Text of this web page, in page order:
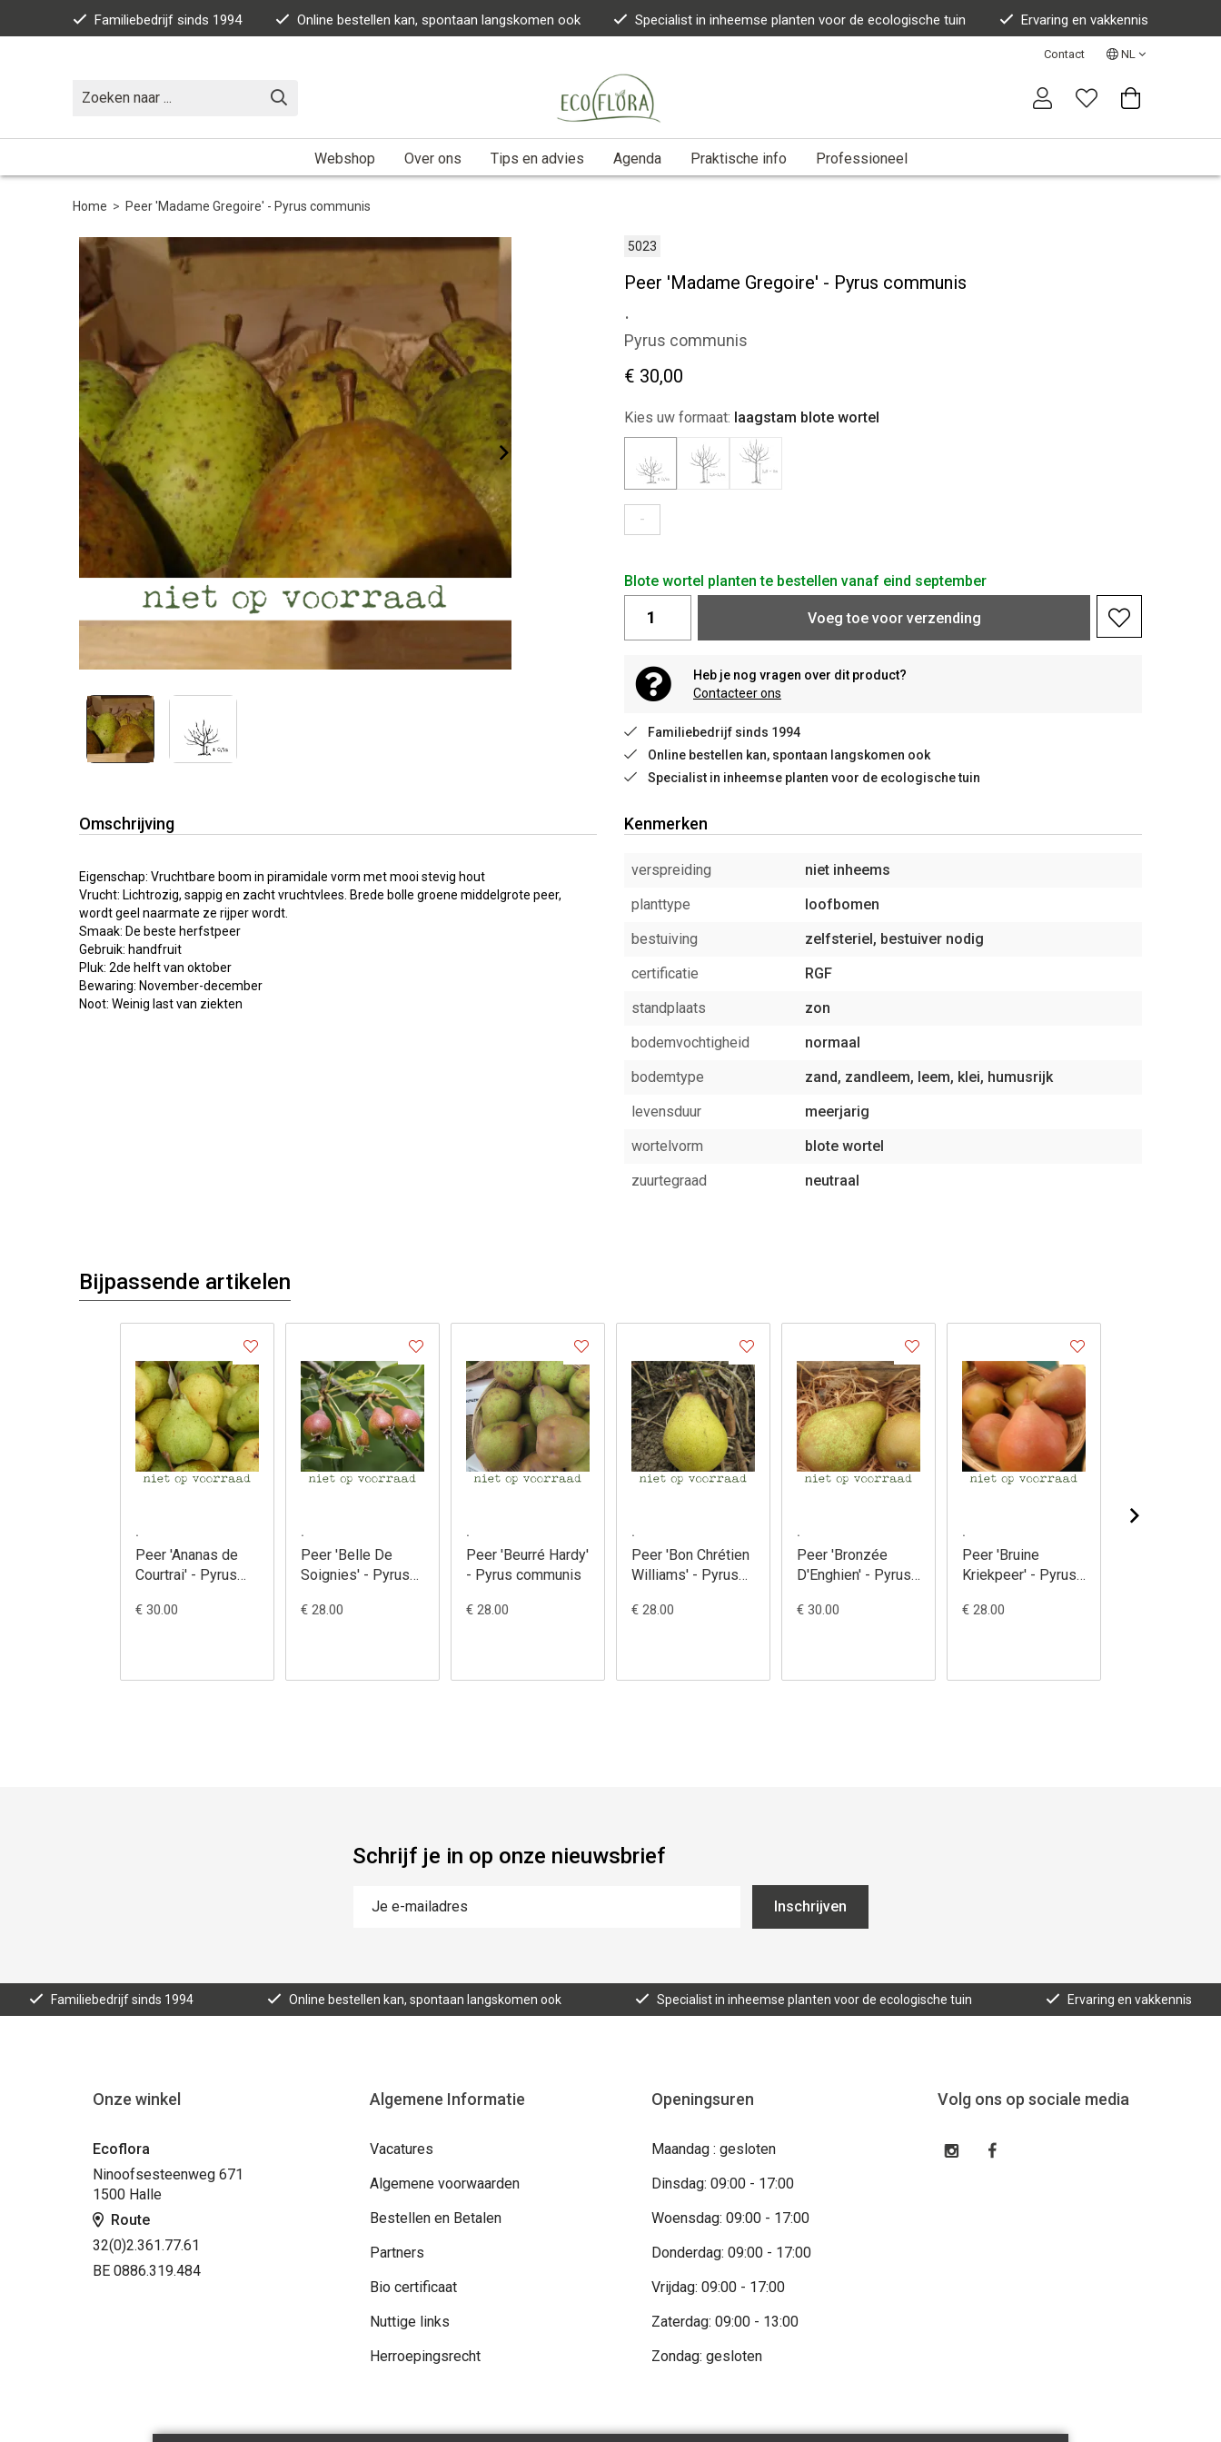
Familiebedrijf sinds 1994 Online bestellen kan, spontaan langskomen ook Specialist in inheemse planten voor de ecologische tuin Ervaring en vakkennis
Contact NL
Webshop Over ons Tips en advies Agenda Praktische info Professioneel
Home > Peer 'Madame Gregoire' - Pyrus communis
5023
Peer 'Madame Gregoire' - Pyrus communis
.
Pyrus communis
€ 30,00
Kies uw formaat: laagstam blote wortel
-
Blote wortel planten te bestellen vanaf eind september
Voeg toe voor verzending
Heb je nog vragen over dit product?
Contacteer ons
Familiebedrijf sinds 1994
Online bestellen kan, spontaan langskomen ook
Specialist in inheemse planten voor de ecologische tuin
Omschrijving
Eigenschap: Vruchtbare boom in piramidale vorm met mooi stevig hout
Vrucht: Lichtrozig, sappig en zacht vruchtvlees. Brede bolle groene middelgrote peer,
wordt geel naarmate ze rijper wordt.
Smaak: De beste herfstpeer
Gebruik: handfruit
Pluk: 2de helft van oktober
Bewaring: November-december
Noot: Weinig last van ziekten
Kenmerken
verspreiding
niet inheems
planttype
loofbomen
bestuiving
zelfsteriel, bestuiver nodig
certificatie
RGF
standplaats
zon
bodemvochtigheid
normaal
bodemtype
zand, zandleem, leem, klei, humusrijk
levensduur
meerjarig
wortelvorm
blote wortel
zuurtegraad
neutraal
Bijpassende artikelen
Peer 'Bruine
Kriekpeer' - Pyrus
Peer 'Clapp'S
Favourite' - Pyrus
Peer 'Comtesse
De Paris' - Pyrus
Peer 'Conference' -
Pyrus communis
Peer 'Dubbele Flip'
- Pyrus communis
Peer 'Durondeau' -
Pyrus communis
(Beurré
Schrijf je in op onze nieuwsbrief
Inschrijven
Familiebedrijf sinds 1994 Online bestellen kan, spontaan langskomen ook Specialist in inheemse planten voor de ecologische tuin Ervaring en vakkennis
Onze winkel
Ecoflora
Ninoofsesteenweg 671
1500 Halle
Route
32(0)2.361.77.61
BE 0886.319.484
Algemene Informatie
Vacatures
Algemene voorwaarden
Bestellen en Betalen
Partners
Bio certificaat
Nuttige links
Herroepingsrecht
Openingsuren
Maandag : gesloten
Dinsdag: 09:00 - 17:00
Woensdag: 09:00 - 17:00
Donderdag: 09:00 - 17:00
Vrijdag: 09:00 - 17:00
Zaterdag: 09:00 - 13:00
Zondag: gesloten
Volg ons op sociale media